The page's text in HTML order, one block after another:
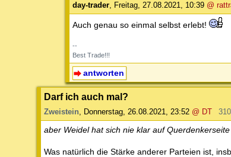
day-trader, Freitag, 27.08.2021, 10:39 @
Auch genau so einmal selbst erlebt!
--
Best Trade!!!
antworten
Darf ich auch mal?
Zweistein, Donnerstag, 26.08.2021, 23:52 @ DT
aber Weidel hat sich nie klar auf
Was natürlich die Stärke anderer Parteien ist,